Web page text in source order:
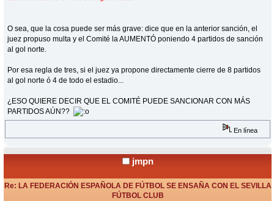
O sea, que la cosa puede ser más grave: dice que en la anterior sanción, el
juez propuso multa y el Comité la AUMENTÓ poniendo 4 partidos de sanción
al gol norte.
Por esa regla de tres, si el juez ya propone directamente cierre de 8 partidos
al gol norte ó 4 de todo el estadio...
¿ESO QUIERE DECIR QUE EL COMITÉ PUEDE SANCIONAR CON MÁS
PARTIDOS AÚN??
En línea
jmpn
Re: LA FEDERACIÓN ESPAÑOLA DE FÚTBOL SE ENSAÑA CON EL SEVILLA
FÚTBOL CLUB